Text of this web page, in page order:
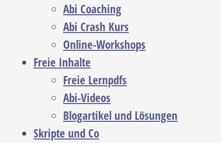
Abi Coaching
Abi Crash Kurs
Online-Workshops
Freie Inhalte
Freie Lernpdfs
Abi-Videos
Blogartikel und Lösungen
Skripte und Co